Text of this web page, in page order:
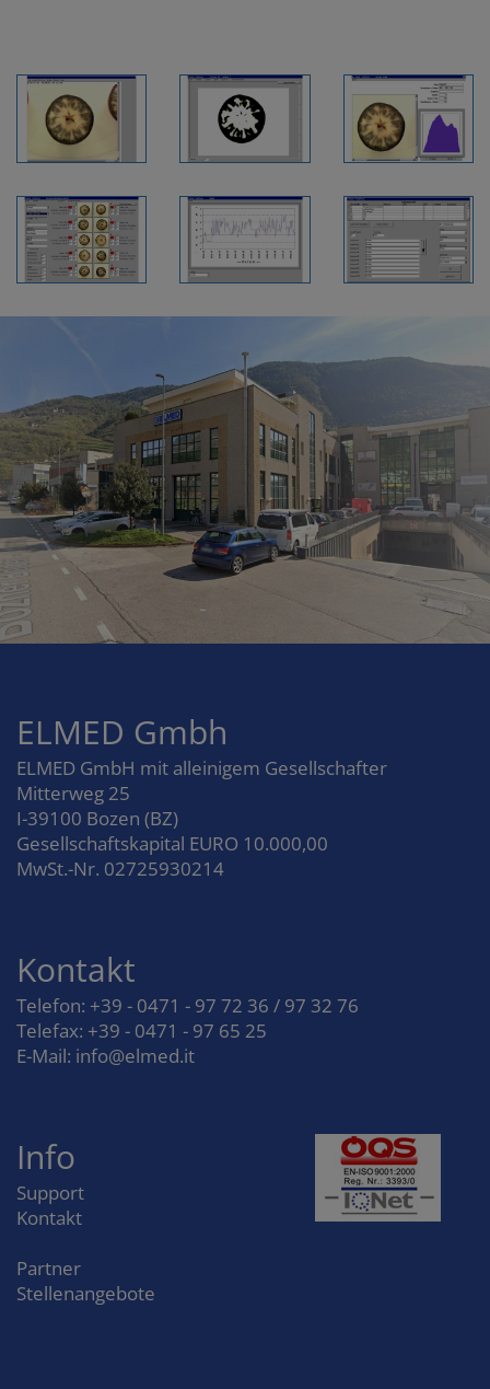
ELMED Gmbh
ELMED GmbH mit alleinigem Gesellschafter
Mitterweg 25
I-39100 Bozen (BZ)
Gesellschaftskapital EURO 10.000,00
MwSt.-Nr. 02725930214
Kontakt
Telefon: +39 - 0471 - 97 72 36 / 97 32 76
Telefax: +39 - 0471 - 97 65 25
E-Mail: info@elmed.it
Info
Support
Kontakt
Partner
Stellenangebote